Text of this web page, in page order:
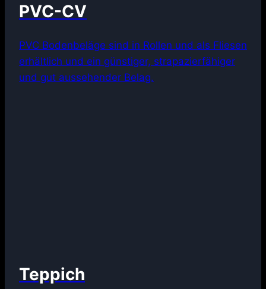
PVC-CV
PVC Bodenbeläge sind in Rollen und als Fliesen
erhältlich und ein günstiger, strapazierfähiger
und gut aussehender Belag.
Teppich